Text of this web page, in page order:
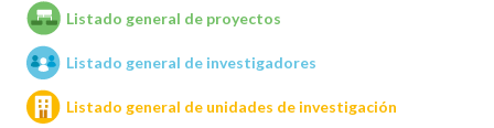
Unidades de investigación
Listado general de proyectos
Listado general de investigadores
Listado general de unidades de investigación